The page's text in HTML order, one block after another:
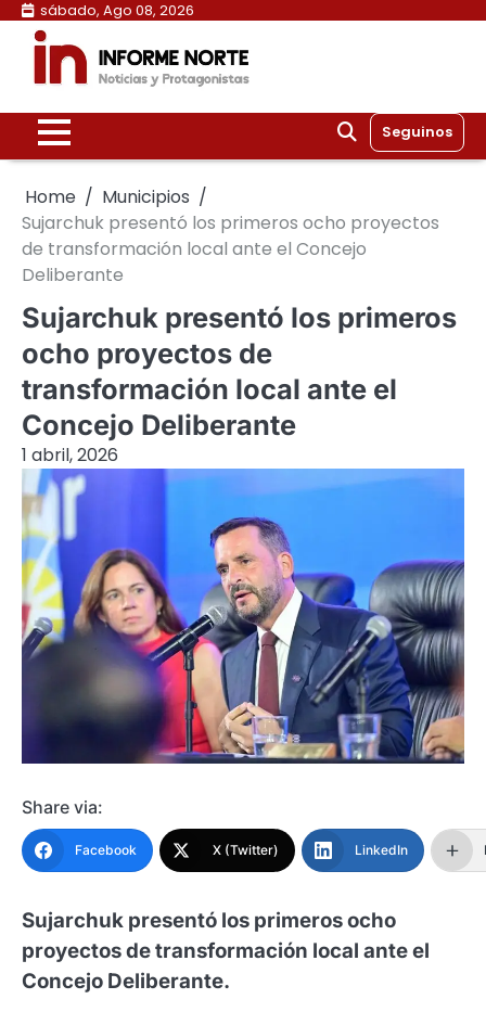
Skip
content
sábado, Ago 08, 2026
Seguinos
Home
Municipios
Sujarchuk presentó los primeros ocho proyectos
de transformación local ante el Concejo
Deliberante
Sujarchuk presentó los primeros
ocho proyectos de
transformación local ante el
Concejo Deliberante
1 abril, 2026
Share via:
Facebook X (Twitter) LinkedIn
Sujarchuk presentó los primeros ocho
proyectos de transformación local ante el
Concejo Deliberante.